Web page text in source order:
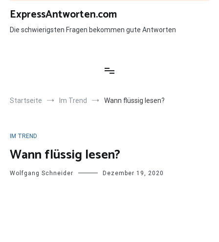
Zum
Inhalt
springen
ExpressAntworten.com
Die schwierigsten Fragen bekommen gute Antworten
Startseite Im Trend Wann flüssig lesen?
IM TREND
Wann flüssig lesen?
Wolfgang Schneider Dezember 19, 2020